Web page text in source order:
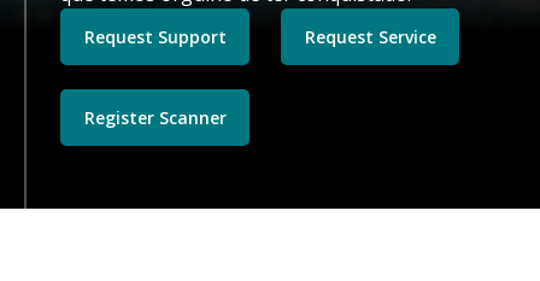
Request Support Request Service
Register Scanner